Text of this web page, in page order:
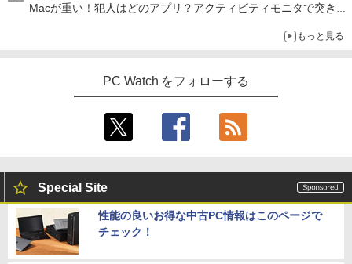
Macが重い！犯人はどのアプリ？アクティビティモニタで突き止
もっと見る
PC Watch をフォローする
Special Site
性能の良いお得な中古PC情報はこのページで
チェック！